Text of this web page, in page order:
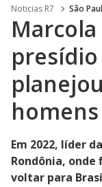
Noticias R7 São
presídio
Em 2022, líder
Rondônia, onde
voltar para